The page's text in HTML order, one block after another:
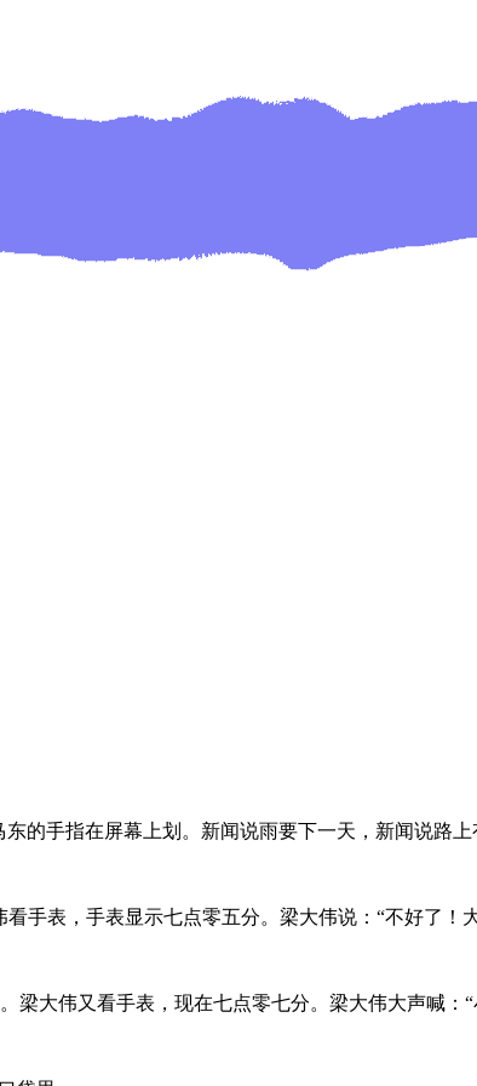
的手指在屏幕上划。新闻说雨要下一天，新闻说路
手表，手表显示七点零五分。梁大伟说：“不好了！
梁大伟又看手表，现在七点零七分。梁大伟大声喊：